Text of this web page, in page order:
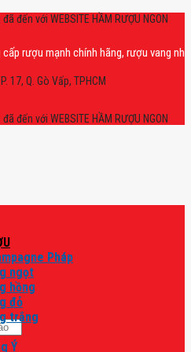
đến với WEBSITE HẦM RƯỢU NGON
mạnh chính hãng, rượu vang nhập
17, Q. Gò Vấp, TPHCM
đến với WEBSITE HẦM RƯỢU NGON
Pháp
ngọt
hồng
đỏ
trắng
Ý